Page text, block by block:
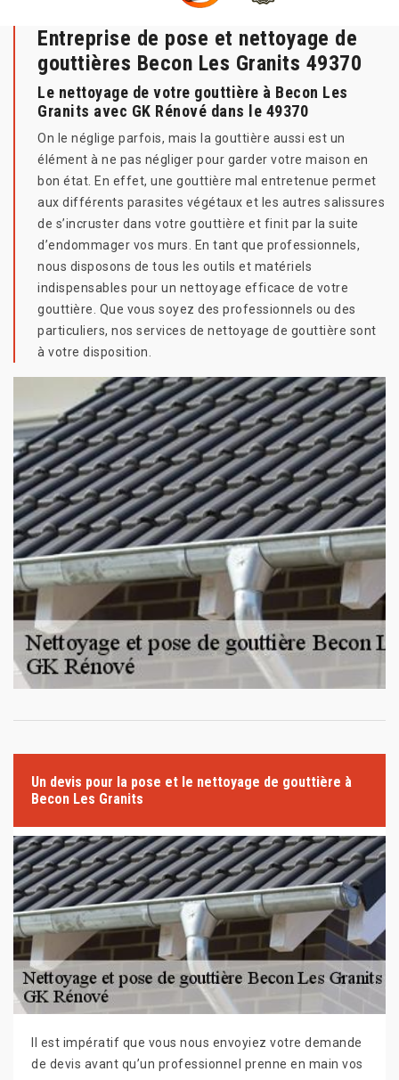
Entreprise de pose et nettoyage de
gouttières Becon Les Granits 49370
Le nettoyage de votre gouttière à Becon Les
Granits avec GK Rénové dans le 49370
On le néglige parfois, mais la gouttière aussi est un
élément à ne pas négliger pour garder votre maison en
bon état. En effet, une gouttière mal entretenue permet
aux différents parasites végétaux et les autres salissures
de s’incruster dans votre gouttière et finit par la suite
d’endommager vos murs. En tant que professionnels,
nous disposons de tous les outils et matériels
indispensables pour un nettoyage efficace de votre
gouttière. Que vous soyez des professionnels ou des
particuliers, nos services de nettoyage de gouttière sont
à votre disposition.
Un devis pour la pose et le nettoyage de gouttière à
Becon Les Granits
Il est impératif que vous nous envoyiez votre demande
de devis avant qu’un professionnel prenne en main vos